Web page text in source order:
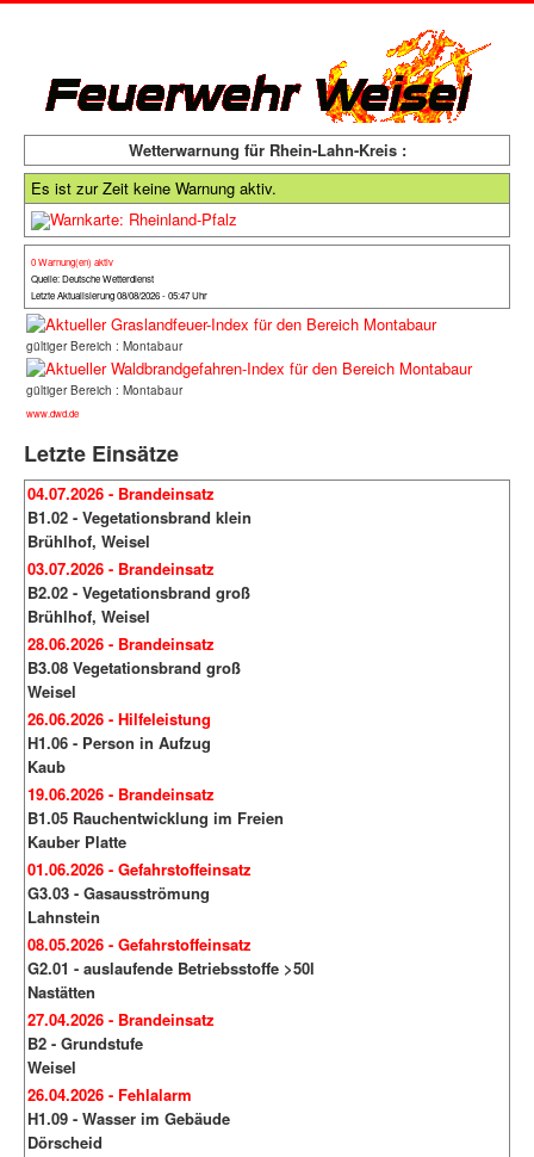
Wetterwarnung für Rhein-Lahn-Kreis :
Es ist zur Zeit keine Warnung aktiv.
0 Warnung(en) aktiv
Quelle: Deutsche Wetterdienst
Letzte Aktualisierung 08/08/2026 - 05:47 Uhr
gültiger Bereich : Montabaur
gültiger Bereich : Montabaur
www.dwd.de
Letzte Einsätze
04.07.2026 - Brandeinsatz
B1.02 - Vegetationsbrand klein
Brühlhof, Weisel
03.07.2026 - Brandeinsatz
B2.02 - Vegetationsbrand groß
Brühlhof, Weisel
28.06.2026 - Brandeinsatz
B3.08 Vegetationsbrand groß
Weisel
26.06.2026 - Hilfeleistung
H1.06 - Person in Aufzug
Kaub
19.06.2026 - Brandeinsatz
B1.05 Rauchentwicklung im Freien
Kauber Platte
01.06.2026 - Gefahrstoffeinsatz
G3.03 - Gasausströmung
Lahnstein
08.05.2026 - Gefahrstoffeinsatz
G2.01 - auslaufende Betriebsstoffe >50l
Nastätten
27.04.2026 - Brandeinsatz
B2 - Grundstufe
Weisel
26.04.2026 - Fehlalarm
H1.09 - Wasser im Gebäude
Dörscheid